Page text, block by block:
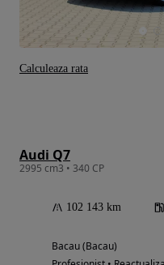
Audi Q7
2995 cm3 • 340 CP
102 143 km
Bacau (Bacau)
Calculeaza rata